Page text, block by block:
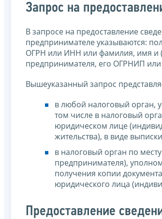
Запрос на
В запросе на предоставление
предпринимателе указываются:
ОГРН или ИНН или фамилия, имя и
предпринимателя, его ОГРНИП
Вышеуказанный запрос
в любой налоговый орган,
том числе в налоговый
юридическом лице
жительства), в виде
в налоговый орган по
предпринимателя),
получения копии
юридического лица
Предоставление